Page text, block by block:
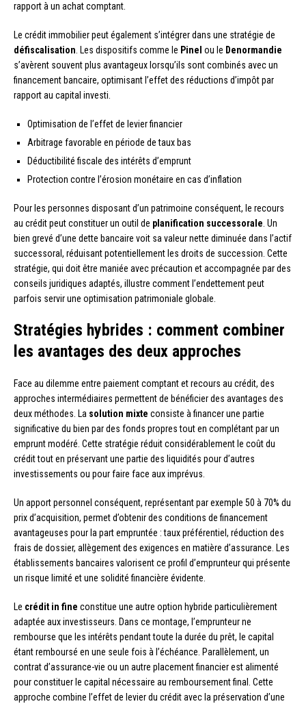
rapport à un achat comptant.
Le crédit immobilier peut également s’intégrer dans une stratégie de
défiscalisation. Les dispositifs comme le Pinel ou le Denormandie
s’avèrent souvent plus avantageux lorsqu’ils sont combinés avec un
financement bancaire, optimisant l’effet des réductions d’impôt par
rapport au capital investi.
Optimisation de l’effet de levier financier
Arbitrage favorable en période de taux bas
Déductibilité fiscale des intérêts d’emprunt
Protection contre l’érosion monétaire en cas d’inflation
Pour les personnes disposant d’un patrimoine conséquent, le recours
au crédit peut constituer un outil de planification successorale. Un
bien grevé d’une dette bancaire voit sa valeur nette diminuée dans l’actif
successoral, réduisant potentiellement les droits de succession. Cette
stratégie, qui doit être maniée avec précaution et accompagnée par des
conseils juridiques adaptés, illustre comment l’endettement peut
parfois servir une optimisation patrimoniale globale.
Stratégies hybrides : comment combiner
les avantages des deux approches
Face au dilemme entre paiement comptant et recours au crédit, des
approches intermédiaires permettent de bénéficier des avantages des
deux méthodes. La solution mixte consiste à financer une partie
significative du bien par des fonds propres tout en complétant par un
emprunt modéré. Cette stratégie réduit considérablement le coût du
crédit tout en préservant une partie des liquidités pour d’autres
investissements ou pour faire face aux imprévus.
Un apport personnel conséquent, représentant par exemple 50 à 70% du
prix d’acquisition, permet d’obtenir des conditions de financement
avantageuses pour la part empruntée : taux préférentiel, réduction des
frais de dossier, allègement des exigences en matière d’assurance. Les
établissements bancaires valorisent ce profil d’emprunteur qui présente
un risque limité et une solidité financière évidente.
Le crédit in fine constitue une autre option hybride particulièrement
adaptée aux investisseurs. Dans ce montage, l’emprunteur ne
rembourse que les intérêts pendant toute la durée du prêt, le capital
étant remboursé en une seule fois à l’échéance. Parallèlement, un
contrat d’assurance-vie ou un autre placement financier est alimenté
pour constituer le capital nécessaire au remboursement final. Cette
approche combine l’effet de levier du crédit avec la préservation d’une